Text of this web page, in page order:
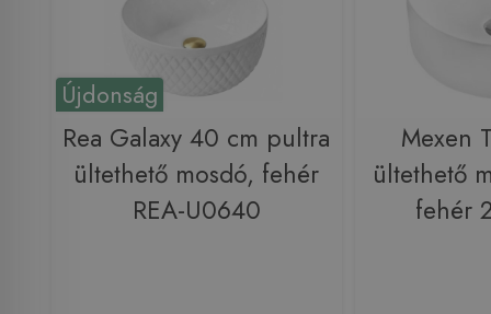
Újdonság
Rea Galaxy 40 cm pultra
ültethető mosdó, fehér
REA-U0640
Mexen
ültethető
fehér